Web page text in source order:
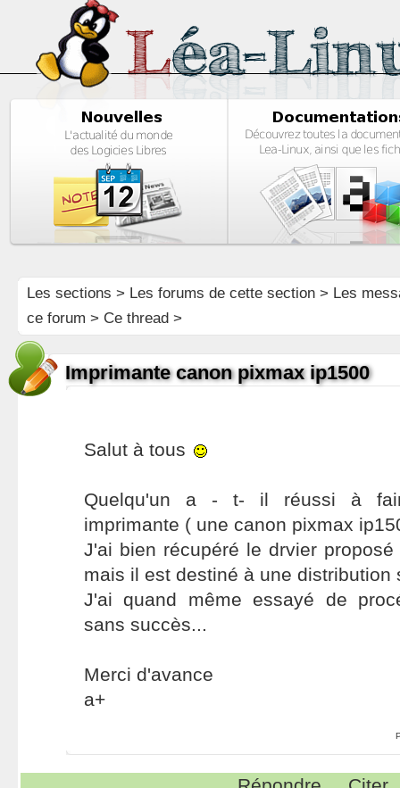
Les sections > Les forums de cette section> Les
ce forum > Ce thread >
Imprimante canon pixmax ip1500
Salut à tous
Quelqu'un a - t- il réussi à
imprimante ( une canon pixmax
J'ai bien récupéré le drvier
mais il est destiné à une distribution
J'ai quand même essayé de
sans succès...
Merci d'avance
a+